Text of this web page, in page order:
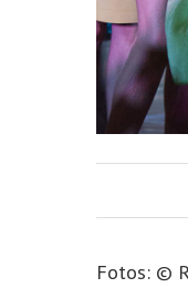
Fotos: ©